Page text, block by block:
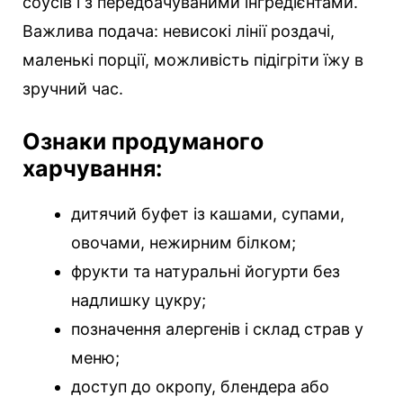
Важлива подача: невисокі лінії роздачі,
маленькі порції, можливість підігріти їжу в
зручний час.
Ознаки продуманого
харчування:
дитячий буфет із кашами, супами,
овочами, нежирним білком;
фрукти та натуральні йогурти без
надлишку цукру;
позначення алергенів і склад страв у
меню;
доступ до окропу, блендера або